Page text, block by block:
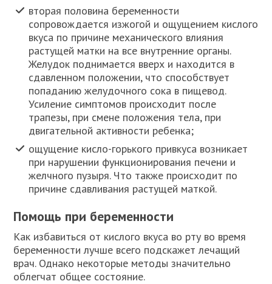
вторая половина беременности
сопровождается изжогой и ощущением кислого
вкуса по причине механического влияния
растущей матки на все внутренние органы.
Желудок поднимается вверх и находится в
сдавленном положении, что способствует
попаданию желудочного сока в пищевод.
Усиление симптомов происходит после
трапезы, при смене положения тела, при
двигательной активности ребенка;
ощущение кисло-горького привкуса возникает
при нарушении функционирования печени и
желчного пузыря. Что также происходит по
причине сдавливания растущей маткой.
Помощь при беременности
Как избавиться от кислого вкуса во рту во время
беременности лучше всего подскажет лечащий
врач. Однако некоторые методы значительно
облегчат общее состояние.